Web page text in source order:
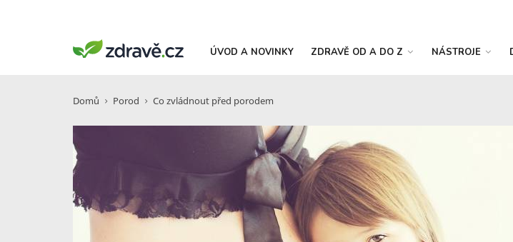
ÚVOD A NOVINKY ZDRAVĚ OD A DO Z NÁSTROJE
Domů Porod Co zvládnout před porodem